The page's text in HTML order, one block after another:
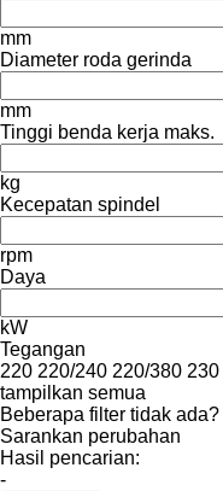
mm
Diameter roda gerinda
mm
Tinggi benda kerja maks.
kg
Kecepatan spindel
rpm
Daya
kW
Tegangan
220 220/240 220/380 230
tampilkan semua
Beberapa filter tidak ada?
Sarankan perubahan
Hasil pencarian:
-